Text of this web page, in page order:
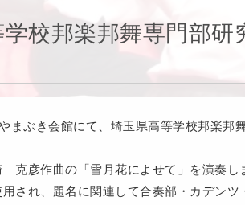
校邦楽邦舞専門部研
まぶき会館にて、埼玉県高等学校邦楽邦
克彦作曲の「雪月花によせて」を演奏し
され、題名に関連して合奏部・カデンツ